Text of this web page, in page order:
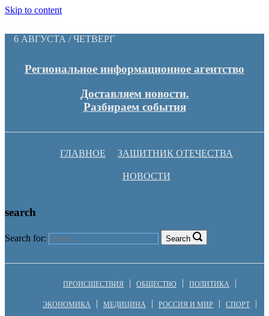
Skip to content
6 АВГУСТА / ЧЕТВЕРГ
Региональное информационное агентство
Доставляем новости.
Разбираем события
ГЛАВНОЕ ЗАЩИТНИК ОТЕЧЕСТВА
НОВОСТИ
search
Search for: Search
ПРОИСШЕСТВИЯ ОБЩЕСТВО ПОЛИТИКА
ЭКОНОМИКА МЕДИЦИНА РОССИЯ И МИР СПОРТ